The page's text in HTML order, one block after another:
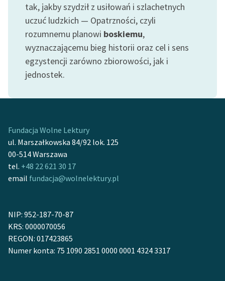
Feministyczne inspiracje.
Popularyzacja
skandynawskiej literatury
Ręce pełne poezji
Kolekcje edukacyjne
twórców przechodzących
Starego Testamentu
Odkurzamy bohaterów
Szkoła Poezji Wolnych
Lektur
Kontakt
tak, jakby szydził z usiłowań i szlachetnych
uczuć ludzkich — Opatrzności, czyli
rozumnemu planowi boskiemu,
wyznaczającemu bieg historii oraz cel i sens
egzystencji zarówno zbiorowości, jak i
jednostek.
Fundacja Wolne Lektury
ul. Marszałkowska 84/92 lok. 125
00-514 Warszawa
tel. +48 22 621 30 17
email fundacja@wolnelektury.pl
NIP: 952-187-70-87
KRS: 0000070056
REGON: 017423865
Numer konta: 75 1090 2851 0000 0001 4324 3317